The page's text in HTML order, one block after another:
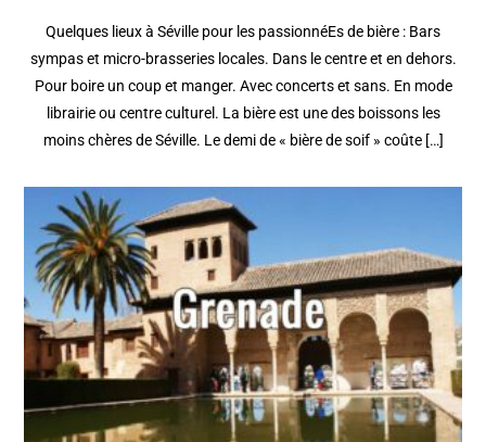
Quelques lieux à Séville pour les passionnéEs de bière : Bars
sympas et micro-brasseries locales. Dans le centre et en dehors.
Pour boire un coup et manger. Avec concerts et sans. En mode
librairie ou centre culturel. La bière est une des boissons les
moins chères de Séville. Le demi de « bière de soif » coûte […]